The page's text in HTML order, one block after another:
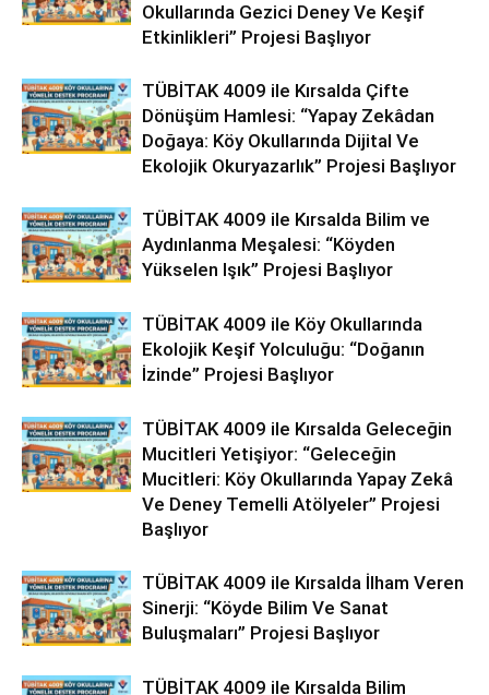
Okullarında Gezici Deney Ve Keşif
Etkinlikleri” Projesi Başlıyor
TÜBİTAK 4009 ile Kırsalda Çifte
Dönüşüm Hamlesi: “Yapay Zekâdan
Doğaya: Köy Okullarında Dijital Ve
Ekolojik Okuryazarlık” Projesi Başlıyor
TÜBİTAK 4009 ile Kırsalda Bilim ve
Aydınlanma Meşalesi: “Köyden
Yükselen Işık” Projesi Başlıyor
TÜBİTAK 4009 ile Köy Okullarında
Ekolojik Keşif Yolculuğu: “Doğanın
İzinde” Projesi Başlıyor
TÜBİTAK 4009 ile Kırsalda Geleceğin
Mucitleri Yetişiyor: “Geleceğin
Mucitleri: Köy Okullarında Yapay Zekâ
Ve Deney Temelli Atölyeler” Projesi
Başlıyor
TÜBİTAK 4009 ile Kırsalda İlham Veren
Sinerji: “Köyde Bilim Ve Sanat
Buluşmaları” Projesi Başlıyor
TÜBİTAK 4009 ile Kırsalda Bilim